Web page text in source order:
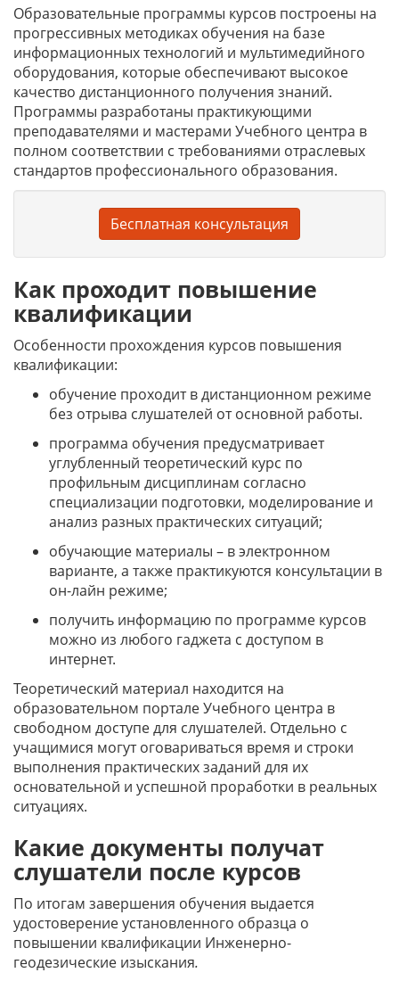
Образовательные программы курсов построены на
прогрессивных методиках обучения на базе
информационных технологий и мультимедийного
оборудования, которые обеспечивают высокое
качество дистанционного получения знаний.
Программы разработаны практикующими
преподавателями и мастерами Учебного центра в
полном соответствии с требованиями отраслевых
стандартов профессионального образования.
Бесплатная консультация
Как проходит повышение
квалификации
Особенности прохождения курсов повышения
квалификации:
обучение проходит в дистанционном режиме
без отрыва слушателей от основной работы.
программа обучения предусматривает
углубленный теоретический курс по
профильным дисциплинам согласно
специализации подготовки, моделирование и
анализ разных практических ситуаций;
обучающие материалы – в электронном
варианте, а также практикуются консультации в
он-лайн режиме;
получить информацию по программе курсов
можно из любого гаджета с доступом в
интернет.
Теоретический материал находится на
образовательном портале Учебного центра в
свободном доступе для слушателей. Отдельно с
учащимися могут оговариваться время и строки
выполнения практических заданий для их
основательной и успешной проработки в реальных
ситуациях.
Какие документы получат
слушатели после курсов
По итогам завершения обучения выдается
удостоверение установленного образца о
повышении квалификации Инженерно-
геодезические изыскания.